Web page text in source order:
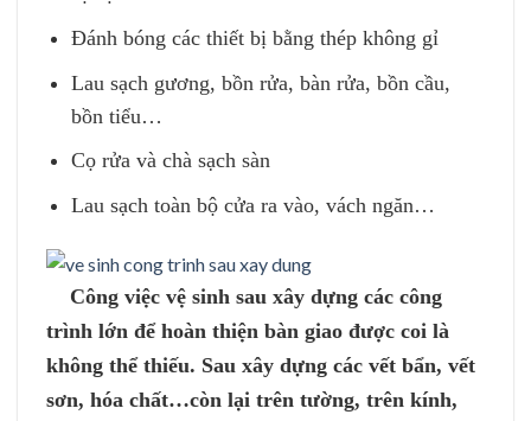
Đánh bóng các thiết bị bằng thép không gỉ
Lau sạch gương, bồn rửa, bàn rửa, bồn cầu,
bồn tiểu…
Cọ rửa và chà sạch sàn
Lau sạch toàn bộ cửa ra vào, vách ngăn…
Công việc vệ sinh sau xây dựng các công
trình lớn để hoàn thiện bàn giao được coi là
không thể thiếu. Sau xây dựng các vết bẩn, vết
sơn, hóa chất…còn lại trên tường, trên kính,